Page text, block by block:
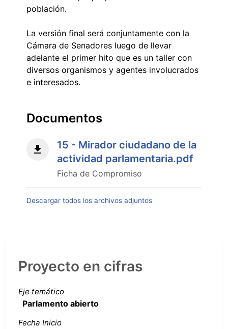
población.
La versión final será conjuntamente con la
Cámara de Senadores luego de llevar
adelante el primer hito que es un taller con
diversos organismos y agentes involucrados
e interesados.
Documentos
15 - Mirador ciudadano de la
actividad parlamentaria.pdf
Ficha de Compromiso
Descargar todos los archivos adjuntos
Proyecto en cifras
Eje temático
Parlamento abierto
Fecha Inicio